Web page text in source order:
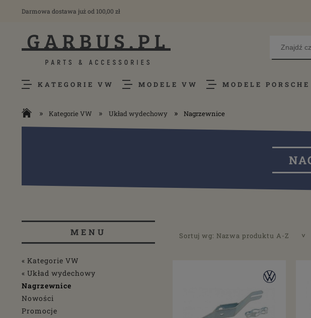
Darmowa dostawa już od 100,00 zł
KATEGORIE VW MODELE VW MODELE PORSCHE
» Kategorie VW » Układ wydechowy » Nagrzewnice
MENU
« Kategorie VW
« Układ wydechowy
Nagrzewnice
Nowości
Promocje
Sortuj wg: Nazwa produktu A-Z